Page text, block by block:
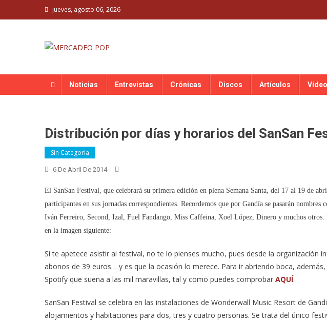
to
jueves, agosto 06, 2026
Noticias Entrevistas Crónicas Discos Artículos
Distribución por días y horarios del SanSan
Sin Categoría
6 De Abril De 2014
El SanSan Festival, que celebrará su primera edición en plena Semana Santa, del 17 al 19 de
participantes en sus jornadas correspondientes. Recordemos que por Gandía se pasarán
Iván Ferreiro, Second, Izal, Fuel Fandango, Miss Caffeina, Xoel López, Dinero y muchos
en la imagen siguiente:
Si te apetece asistir al festival, no te lo pienses mucho, pues desde la organización
abonos de 39 euros… y es que la ocasión lo merece. Para ir abriendo boca,
Spotify que suena a las mil maravillas, tal y como puedes comprobar AQUÍ.
SanSan Festival se celebra en las instalaciones de Wonderwall Music Resort de
alojamientos y habitaciones para dos, tres y cuatro personas. Se trata del único